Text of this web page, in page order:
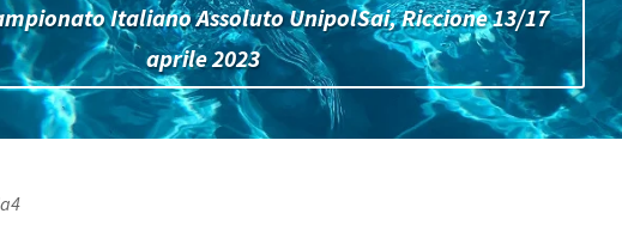
Italiano Assoluto UnipolSai, Riccione 13/17
aprile 2023